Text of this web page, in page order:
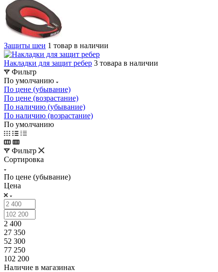
Защиты шеи 1 товар в наличии
Накладки для защит ребер 3 товара в наличии
Фильтр
По умолчанию
По цене (убывание)
По цене (возрастание)
По наличию (убывание)
По наличию (возрастание)
По умолчанию
Фильтр
Сортировка
По цене (убывание)
Цена
2 400
27 350
52 300
77 250
102 200
Наличие в магазинах